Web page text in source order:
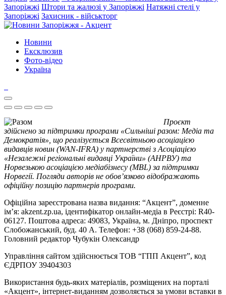
Запоріжжі Штори та жалюзі у Запоріжжі Натяжні стелі у
Запоріжжі Захисник - військторг
Новини
Ексклюзив
Фото-відео
Україна
Проєкт
здійснено за підтримки програми «Сильніші разом: Медіа та
Демократія», що реалізується Всесвітньою асоціацією
видавців новин (WAN-IFRA) у партнерстві з Асоціацією
«Незалежні регіональні видавці України» (АНРВУ) та
Норвезькою асоціацією медіабізнесу (MBL) за підтримки
Норвегії. Погляди авторів не обов’язково відображають
офіційну позицію партнерів програми.
Офіційна зареєстрована назва видання: “Акцент”, доменне
ім’я: akzent.zp.ua, ідентифікатор онлайн-медіа в Реєстрі: R40-
06127. Поштова адреса: 49083, Україна, м. Дніпро, проспект
Слобожанський, буд. 40 А. Телефон: +38 (068) 859-24-88.
Головний редактор Чубукін Олександр
Управління сайтом здійснюється ТОВ “ГПП Акцент”, код
ЄДРПОУ 39404303
Використання будь-яких матеріалів, розміщених на порталі
«Акцент», інтернет-виданням дозволяється за умови вставки в